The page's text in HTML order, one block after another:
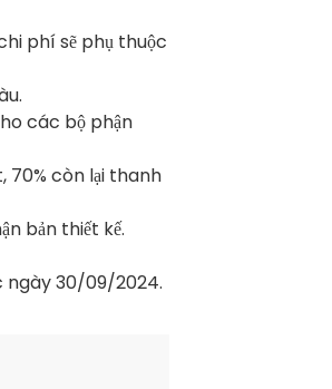
phí sẽ phụ thuộc
các bộ phận
70% còn lại thanh
bản thiết kế.
ngày 30/09/2024.